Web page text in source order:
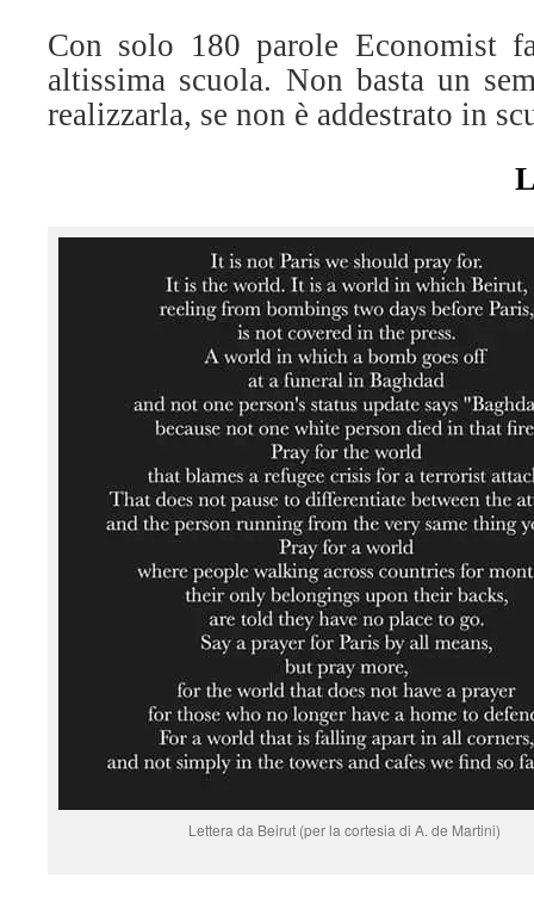
Con solo 180 parole Economist
altissima scuola. Non basta un
realizzarla, se non è addestrato in
Lettera da Beirut (per la cortesia di A. de Martini)